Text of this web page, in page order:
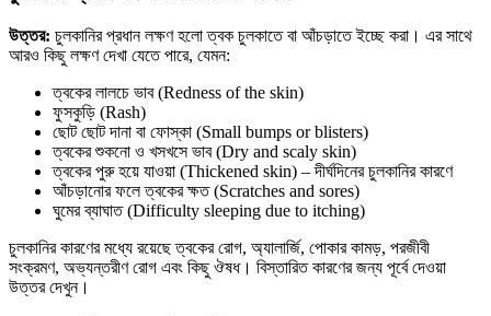
উত্তর: চুলকানির প্রধান লক্ষণ হলো ত্বক চুলকাতে বা আঁচড়াতে ইচ্ছে করা। এর সাথে
আরও কিছু লক্ষণ দেখা যেতে পারে, যেমন:
ত্বকের লালচে ভাব (Redness of the skin)
ফুসকুড়ি (Rash)
ছোট ছোট দানা বা ফোস্কা (Small bumps or blisters)
ত্বকের শুকনো ও খসখসে ভাব (Dry and scaly skin)
ত্বকের পুরু হয়ে যাওয়া (Thickened skin) – দীর্ঘদিনের চুলকানির কারণে
আঁচড়ানোর ফলে ত্বকের ক্ষত (Scratches and sores)
ঘুমের ব্যাঘাত (Difficulty sleeping due to itching)
চুলকানির কারণের মধ্যে রয়েছে ত্বকের রোগ, অ্যালার্জি, পোকার কামড়, পরজীবী
সংক্রমণ, অভ্যন্তরীণ রোগ এবং কিছু ঔষধ। বিস্তারিত কারণের জন্য পূর্বে দেওয়া
উত্তর দেখুন।